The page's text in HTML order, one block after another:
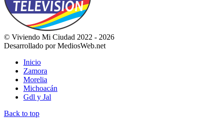
© Viviendo Mi Ciudad 2022 - 2026
Desarrollado por MediosWeb.net
Inicio
Zamora
Morelia
Michoacán
Gdl y Jal
Back to top